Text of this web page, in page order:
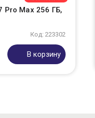
Pro Max 256 ГБ,
Код: 223302
В корзину